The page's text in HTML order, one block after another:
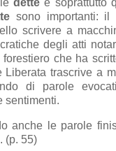
dette e soprattutto
sono importanti: il
scrivere a
degli atti
che ha
Liberata trascrive a
di parole
sentimenti.
anche le parole
(p. 55)